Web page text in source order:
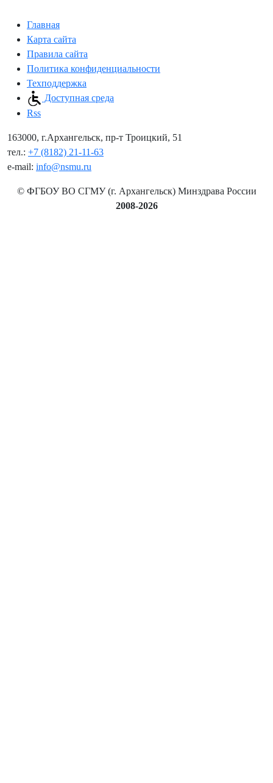
Главная
Карта сайта
Правила сайта
Политика конфиденциальности
Техподдержка
Доступная среда
Rss
163000, г.Архангельск, пр-т Троицкий, 51
тел.: +7 (8182) 21-11-63
e-mail: info@nsmu.ru
© ФГБОУ ВО СГМУ (г. Архангельск) Минздрава России
2008-2026